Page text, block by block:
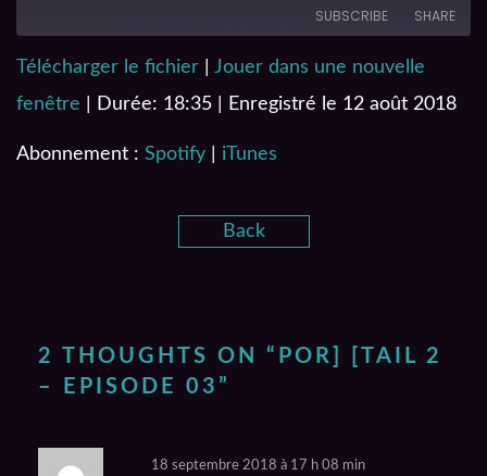
SUBSCRIBE SHARE
RSS FEED
Télécharger le fichier
Jouer dans une nouvelle
fenêtre
Durée: 18:35 Enregistré le 12 août 2018
Abonnement : Spotify iTunes
Back
2 THOUGHTS ON “ POR] [TAIL 2
– EPISODE 03 ”
18 septembre 2018 à 17 h 08 min